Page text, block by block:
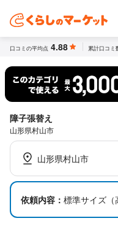
口コミの平均点 4.88 累計口コミ
障子張替え
山形県村山市
山形県村山市
依頼内容： 標準サイズ